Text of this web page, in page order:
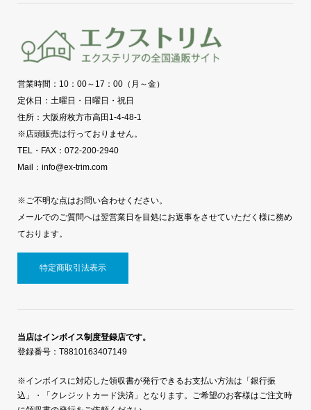
営業時間：10：00～17：00（月～金）
定休日：土曜日・日曜日・祝日
住所：大阪府枚方市高田1-4-48-1
※店頭販売は行っておりません。
TEL・FAX：072-200-2940
Mail：info@ex-trim.com
※ご不明な点はお問い合わせください。
メールでのご質問へは翌営業日を目処にお返事をさせていただく様に務め
ております。
特定商取引法表示
当店はインボイス制度登録店です。
登録番号：T8810163407149
※インボイスに対応した領収書が発行できるお支払い方法は「銀行振
込」・「クレジットカード決済」となります。ご希望のお客様はご注文時